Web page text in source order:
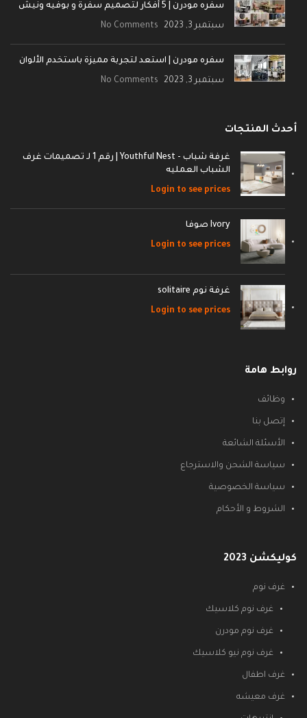
سفره مودرن | 5 أفكار لتصميم سفرة و بوفيه ونيش
سبتمبر 3, 2023 No Comments
سفره مودرن | استعد لتجربة مميزة باستخدم الألوان
سبتمبر 3, 2023 No Comments
أحدث المنتجات
غرفة شباب - Youthful Nest | رقم 1 لـ تصميمات غرف
الشباب العمليه
Login to see prices
Ivory صوفا
Login to see prices
غرفة نوم solitaire
Login to see prices
روابط هامة
وظائف
إتصل بنا
الأسئلة الشائعة
سياسة الشحن والاسترجاع
سياسة الخصوصية
الشروط و الأحكام
كوليكشن 2023
غرف نوم
غرف نوم كلاسيك
غرف نوم مودرن
غرف نوم نيو كلاسيك
غرف اطفال
غرف معيشه